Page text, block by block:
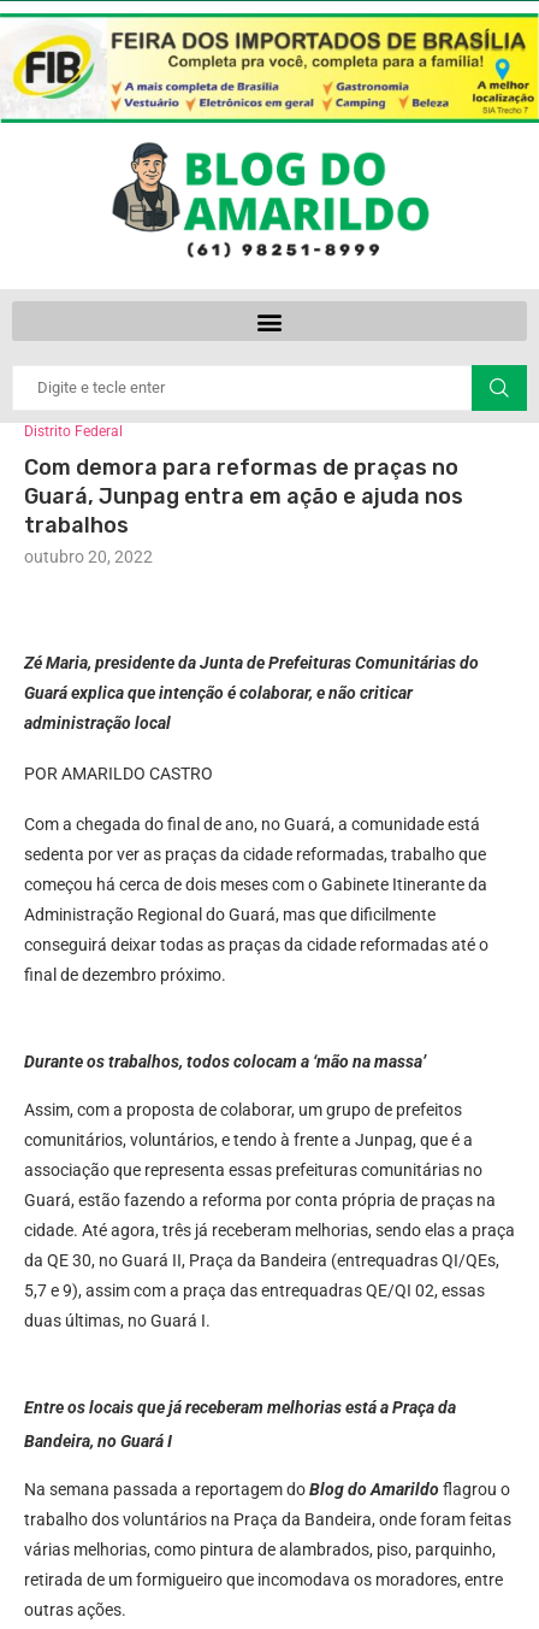
Distrito Federal
Com demora para reformas de praças no
Guará, Junpag entra em ação e ajuda nos
trabalhos
outubro 20, 2022
Zé Maria, presidente da Junta de Prefeituras Comunitárias do
Guará explica que intenção é colaborar, e não criticar
administração local
POR AMARILDO CASTRO
Com a chegada do final de ano, no Guará, a comunidade está
sedenta por ver as praças da cidade reformadas, trabalho que
começou há cerca de dois meses com o Gabinete Itinerante da
Administração Regional do Guará, mas que dificilmente
conseguirá deixar todas as praças da cidade reformadas até o
final de dezembro próximo.
Durante os trabalhos, todos colocam a ‘mão na massa’
Assim, com a proposta de colaborar, um grupo de prefeitos
comunitários, voluntários, e tendo à frente a Junpag, que é a
associação que representa essas prefeituras comunitárias no
Guará, estão fazendo a reforma por conta própria de praças na
cidade. Até agora, três já receberam melhorias, sendo elas a praça
da QE 30, no Guará II, Praça da Bandeira (entrequadras QI/QEs,
5,7 e 9), assim com a praça das entrequadras QE/QI 02, essas
duas últimas, no Guará I.
Entre os locais que já receberam melhorias está a Praça da
Bandeira, no Guará I
Na semana passada a reportagem doBlog do Amarildoflagrou o
trabalho dos voluntários na Praça da Bandeira, onde foram feitas
várias melhorias, como pintura de alambrados, piso, parquinho,
retirada de um formigueiro que incomodava os moradores, entre
outras ações.